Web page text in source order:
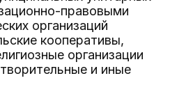
правовыми
организаций
кооперативы,
организации
и иные